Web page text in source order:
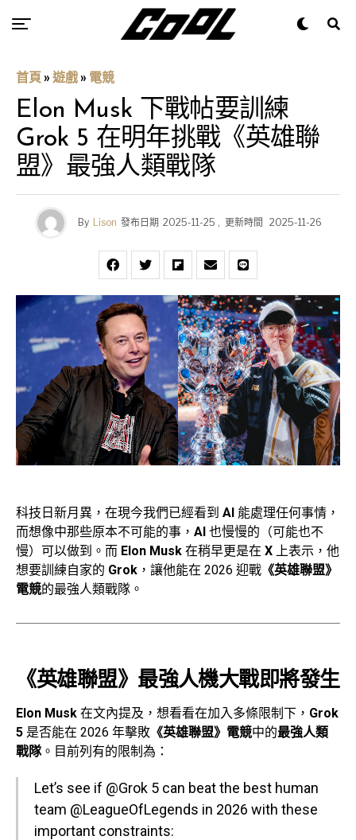
首頁 » 遊戲 » 電競
Elon Musk 下戰帖要訓練
Grok 5 在明年挑戰《英雄聯
盟》最強人類戰隊
By Lison 發布日期 2025-11-25 , 更新時間 2025-11-26
科技日新月異，在現今我們已經看到 AI 能處理任何事情，
而想像中那些原本不可能的事， AI 也慢慢的（可能也不
慢）可以做到。而 Elon Musk 在稍早更是在 X 上表示，他
想要訓練自家的 Grok ，讓他能在 2026 迎戰 《英雄聯盟》
電競的最強人類戰隊。
《英雄聯盟》 最強人機大戰即將發生
Elon Musk 在文內提及，想看看在加入多條限制下， Grok
5 是否能在 2026 年擊敗 《英雄聯盟》電競中的最強人類
戰隊。目前列有的限制為：
Let’s see if @Grok 5 can beat the best human
team @LeagueOfLegends in 2026 with these
important constraints: